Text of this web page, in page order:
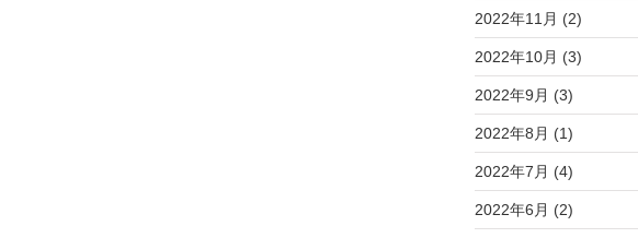
2022年11月 (2)
2022年10月 (3)
2022年9月 (3)
2022年8月 (1)
2022年7月 (4)
2022年6月 (2)